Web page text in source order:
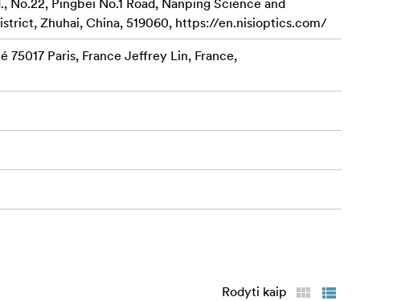
Pingbei No.1 Road, Nanping Science and
Zhuhai, China, 519060, https://en.nisioptics.com/
75017 Paris, France Jeffrey Lin, France,
Rodyti kaip